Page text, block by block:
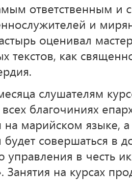
ответственным
и
оценивал
текстов, как
слушателям
благочиниях
на марийском языке,
совершаться в
управления в честь
Занятия на курсах